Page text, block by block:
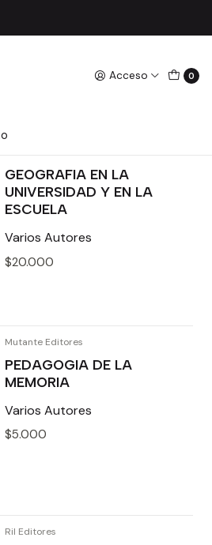
Acceso 0
GEOGRAFIA EN LA
UNIVERSIDAD Y EN LA
ESCUELA
Varios Autores
$20.000
Mutante Editores
PEDAGOGIA DE LA
MEMORIA
Varios Autores
$5.000
Ril Editores